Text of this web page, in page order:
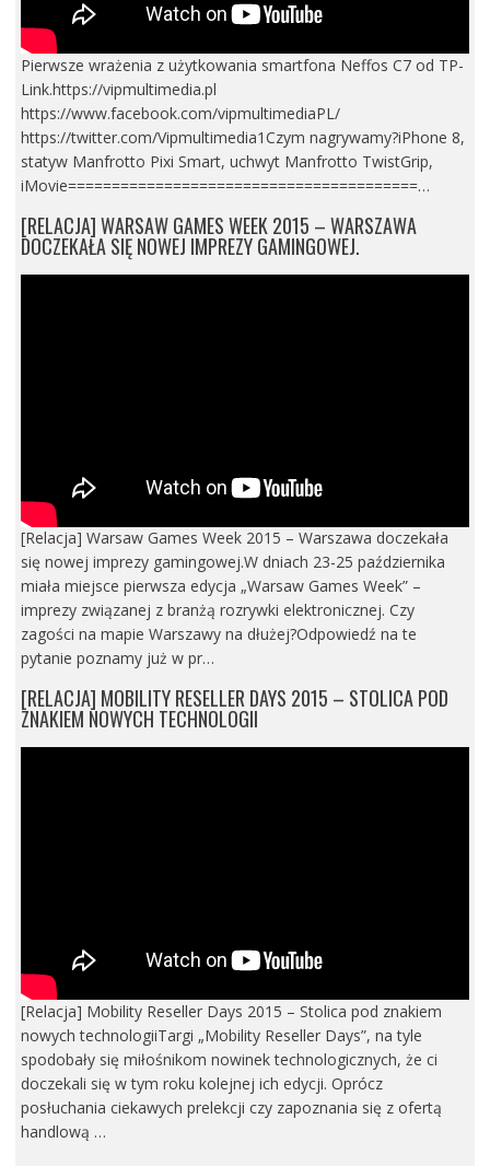
Pierwsze wrażenia z użytkowania smartfona Neffos C7 od TP-
Link.https://vipmultimedia.pl
https://www.facebook.com/vipmultimediaPL/
https://twitter.com/Vipmultimedia1Czym nagrywamy?iPhone 8,
statyw Manfrotto Pixi Smart, uchwyt Manfrotto TwistGrip,
iMovie========================================…
[RELACJA] WARSAW GAMES WEEK 2015 – WARSZAWA
DOCZEKAŁA SIĘ NOWEJ IMPREZY GAMINGOWEJ.
[Relacja] Warsaw Games Week 2015 – Warszawa doczekała
się nowej imprezy gamingowej.W dniach 23-25 października
miała miejsce pierwsza edycja „Warsaw Games Week” –
imprezy związanej z branżą rozrywki elektronicznej. Czy
zagości na mapie Warszawy na dłużej?Odpowiedź na te
pytanie poznamy już w pr…
[RELACJA] MOBILITY RESELLER DAYS 2015 – STOLICA POD
ZNAKIEM NOWYCH TECHNOLOGII
[Relacja] Mobility Reseller Days 2015 – Stolica pod znakiem
nowych technologiiTargi „Mobility Reseller Days”, na tyle
spodobały się miłośnikom nowinek technologicznych, że ci
doczekali się w tym roku kolejnej ich edycji. Oprócz
posłuchania ciekawych prelekcji czy zapoznania się z ofertą
handlową …